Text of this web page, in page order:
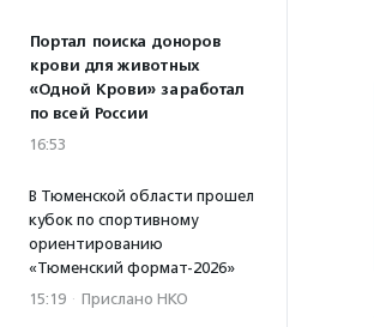
Портал поиска доноров
крови для животных
«Одной Крови» заработал
по всей России
16:53
В Тюменской области прошел
кубок по спортивному
ориентированию
«Тюменский формат-2026»
15:19 · Прислано НКО